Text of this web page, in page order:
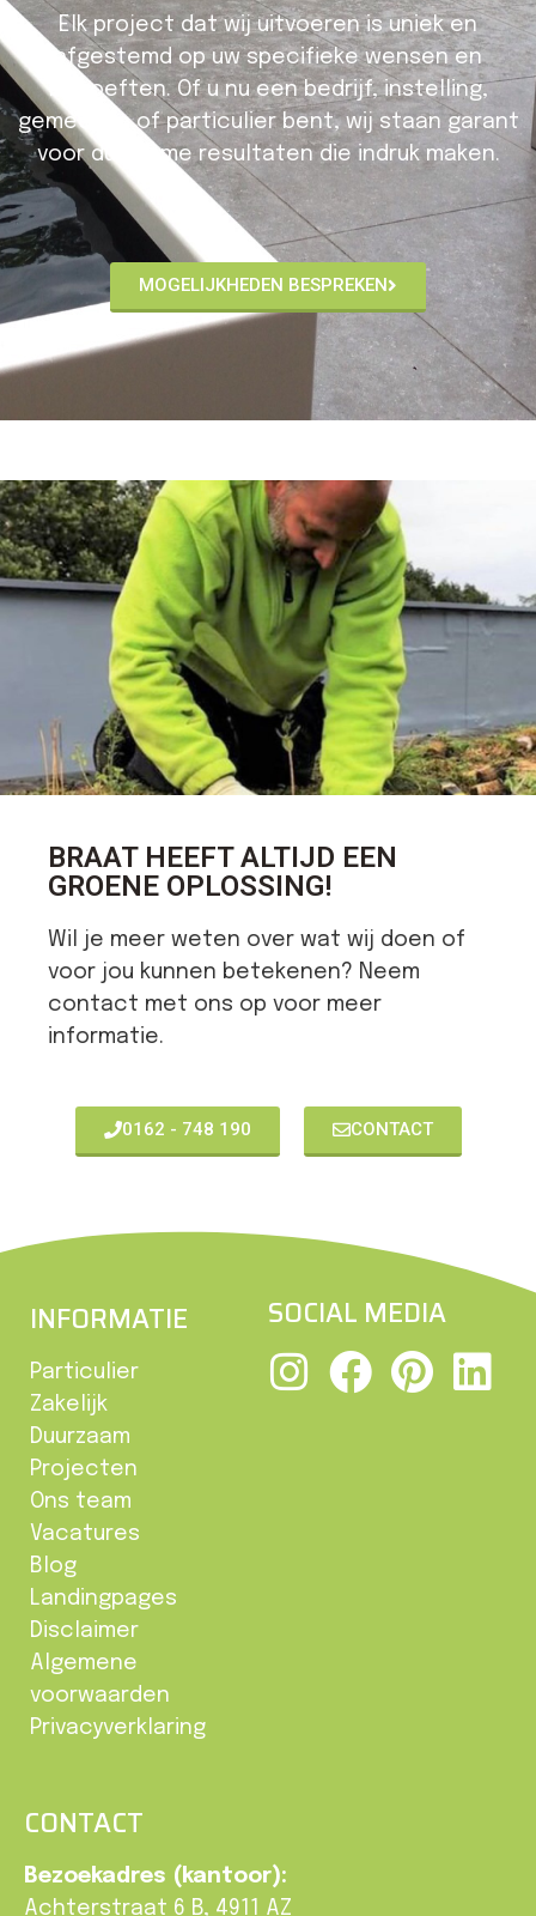
Elk project dat wij uitvoeren is uniek en
afgestemd op uw specifieke wensen en
behoeften. Of u nu een bedrijf, instelling,
gemeente of particulier bent, wij staan garant
voor duurzame resultaten die indruk maken.
MOGELIJKHEDEN BESPREKEN
BRAAT HEEFT ALTIJD EEN
GROENE OPLOSSING!
Wil je meer weten over wat wij doen of
voor jou kunnen betekenen? Neem
contact met ons op voor meer
informatie.
0162 - 748 190 CONTACT
INFORMATIE
Particulier
Zakelijk
Duurzaam
Projecten
Ons team
Vacatures
Blog
Landingpages
Disclaimer
Algemene
voorwaarden
Privacyverklaring
SOCIAL MEDIA
CONTACT
Bezoekadres (kantoor):
Achterstraat 6 B, 4911 AZ